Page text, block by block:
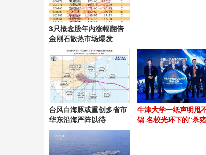
3只概念股年内涨幅翻倍
金刚石散热市场爆发
台风白海豚或重创多省市
华东沿海严阵以待
牛津大学一纸声明甩
锅 名校光环下的“杀